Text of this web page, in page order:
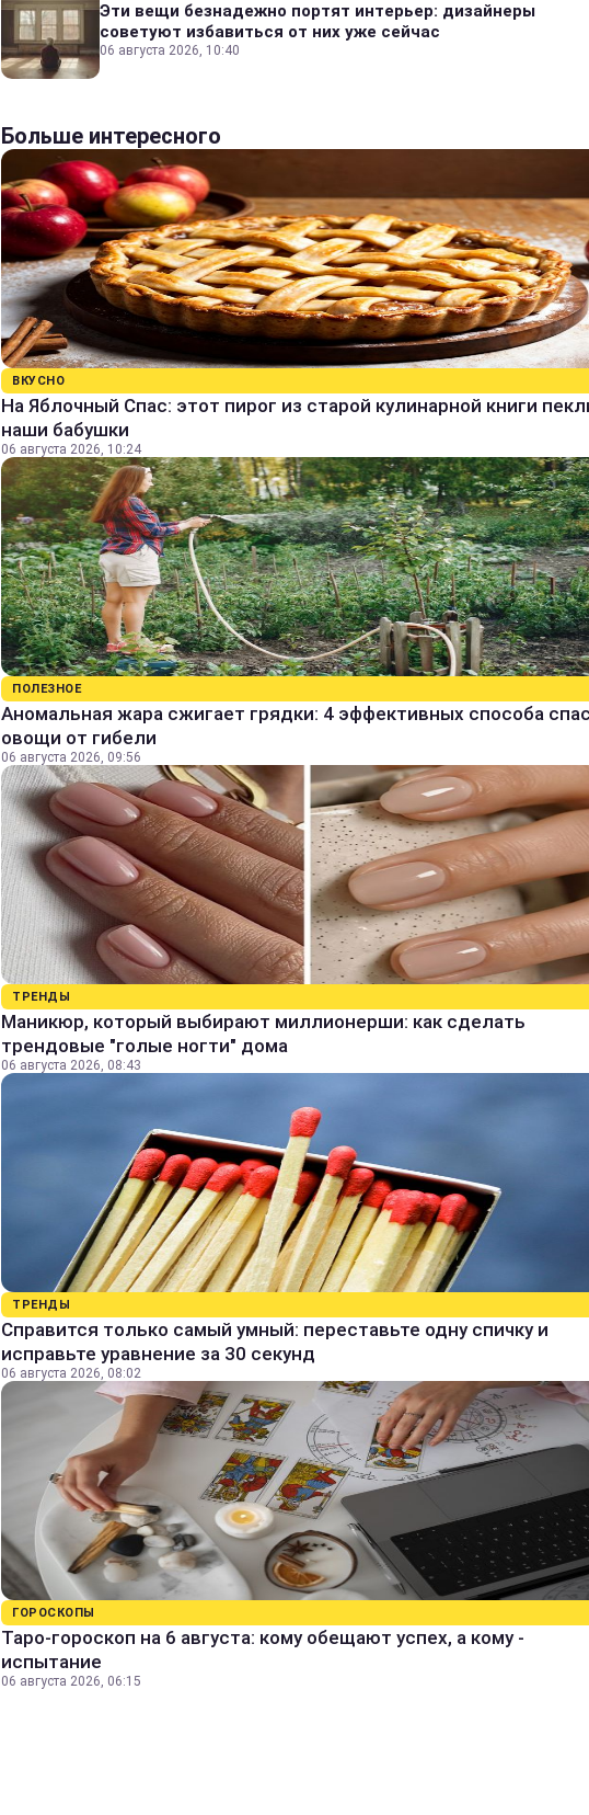
Эти вещи безнадежно портят интерьер: дизайнеры
советуют избавиться от них уже сейчас
06 августа 2026, 10:40
Больше интересного
ВКУСНО
На Яблочный Спас: этот пирог из старой кулинарной книги
наши бабушки
06 августа 2026, 10:24
ПОЛЕЗНОЕ
Аномальная жара сжигает грядки: 4 эффективных способа
овощи от гибели
06 августа 2026, 09:56
ТРЕНДЫ
Маникюр, который выбирают миллионерши: как сделать
трендовые "голые ногти" дома
06 августа 2026, 08:43
ТРЕНДЫ
Справится только самый умный: переставьте одну спичку и
исправьте уравнение за 30 секунд
06 августа 2026, 08:02
ГОРОСКОПЫ
Таро-гороскоп на 6 августа: кому обещают успех, а кому -
испытание
06 августа 2026, 06:15